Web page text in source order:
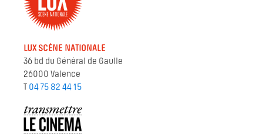
LUX SCÈNE NATIONALE
36 bd du Général de Gaulle
26000 Valence
T 04 75 82 44 15